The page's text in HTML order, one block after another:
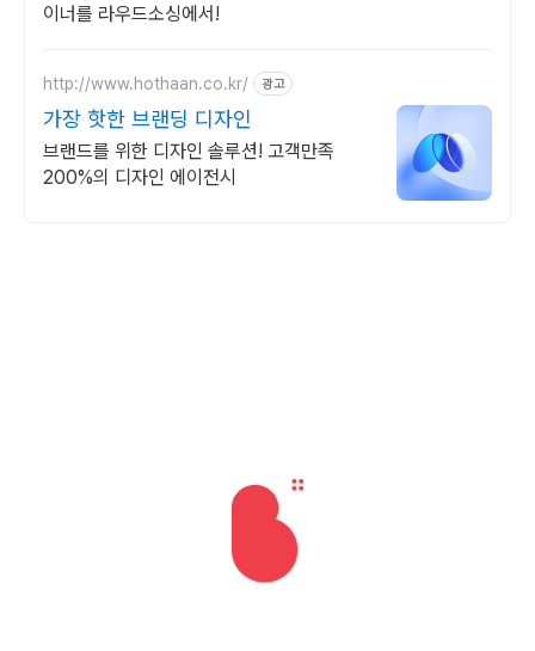
이너를 라우드소싱에서!
http://www.hothaan.co.kr/ 광고
가장 핫한 브랜딩 디자인
브랜드를 위한 디자인 솔루션! 고객만족
200%의 디자인 에이전시